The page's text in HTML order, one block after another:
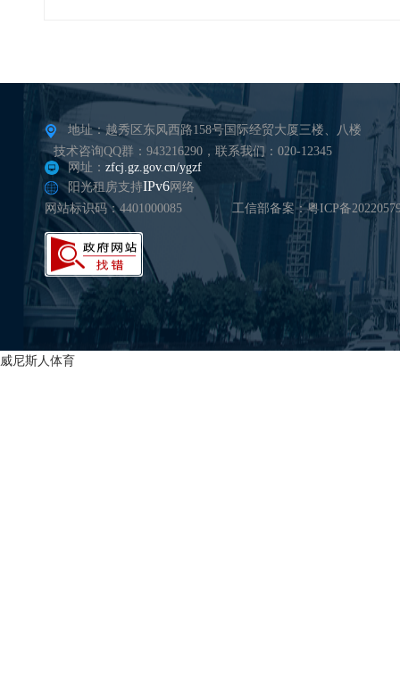
地址：越秀区东风西路158号国际经贸大厦三楼、八楼
技术咨询QQ群：943216290，联系我们：020-12345
网址： zfcj.gz.gov.cn/ygzf
阳光租房支持IPv6网络
网站标识码：4401000085
工信部备案：粤ICP备
威尼斯人体育